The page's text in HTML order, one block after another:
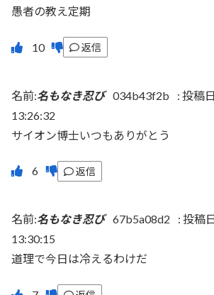
愚者の教え定期
返信
名前:名もなき忍び 034b43f2b : 投稿
13:26:32
サイオン博士いつもありがとう
返信
名前:名もなき忍び 67b5a08d2 : 投稿
13:30:15
道理で今日は冷えるわけだ